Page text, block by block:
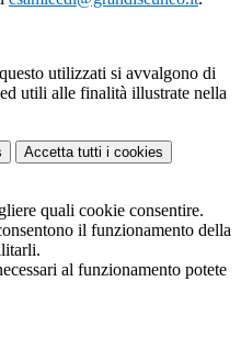
utilizzati si avvalgono di
utili alle finalità illustrate nella
Accetta tutti i cookies
quali cookie consentire.
il funzionamento della
al funzionamento potete